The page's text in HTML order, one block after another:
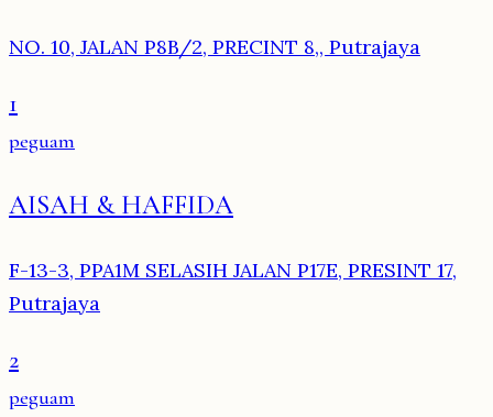
NO. 10, JALAN P8B/2, PRECINT 8,, Putrajaya
1
peguam
AISAH & HAFFIDA
F-13-3, PPA1M SELASIH JALAN P17E, PRESINT 17,
Putrajaya
2
peguam